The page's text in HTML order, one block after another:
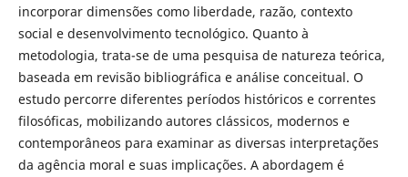
incorporar dimensões como liberdade, razão, contexto
social e desenvolvimento tecnológico. Quanto à
metodologia, trata-se de uma pesquisa de natureza teórica,
baseada em revisão bibliográfica e análise conceitual. O
estudo percorre diferentes períodos históricos e correntes
filosóficas, mobilizando autores clássicos, modernos e
contemporâneos para examinar as diversas interpretações
da agência moral e suas implicações. A abordagem é